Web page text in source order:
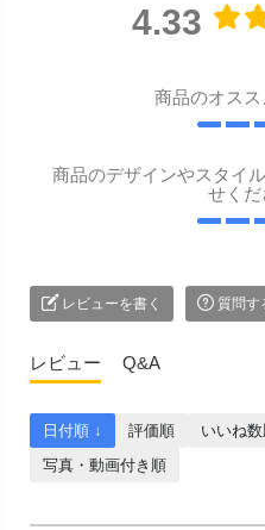
4.33
商品のオス
商品のデザインやスタイ
せく
レビューを書く 質問す
レビュー Q&A
日付順 ↓ 評価順 いいね
写真・動画付き順